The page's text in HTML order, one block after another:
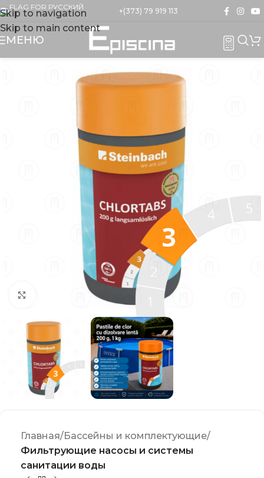
Skip to navigation
Skip to main content
+(373) 79 919 113
МЕНЮ
Click to enlarge
Главная Бассейны и комплектующие
Фильтрующие насосы и системы
санитации воды